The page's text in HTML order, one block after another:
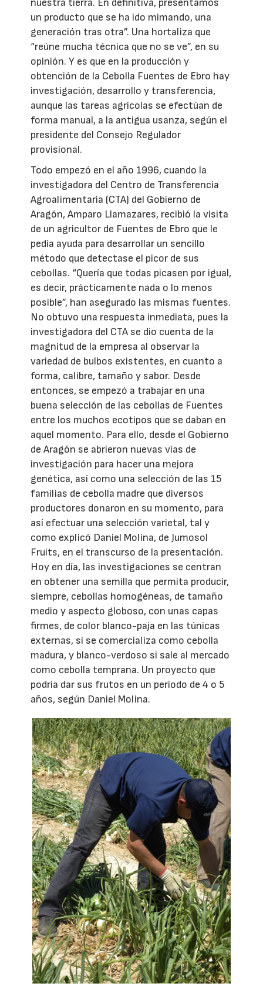
nuestra tierra. En definitiva, presentamos
un producto que se ha ido mimando, una
generación tras otra”. Una hortaliza que
“reúne mucha técnica que no se ve”, en su
opinión. Y es que en la producción y
obtención de la Cebolla Fuentes de Ebro hay
investigación, desarrollo y transferencia,
aunque las tareas agrícolas se efectúan de
forma manual, a la antigua usanza, según el
presidente del Consejo Regulador
provisional.
Todo empezó en el año 1996, cuando la
investigadora del Centro de Transferencia
Agroalimentaria (CTA) del Gobierno de
Aragón, Amparo Llamazares, recibió la visita
de un agricultor de Fuentes de Ebro que le
pedía ayuda para desarrollar un sencillo
método que detectase el picor de sus
cebollas. “Quería que todas picasen por igual,
es decir, prácticamente nada o lo menos
posible”, han asegurado las mismas fuentes.
No obtuvo una respuesta inmediata, pues la
investigadora del CTA se dio cuenta de la
magnitud de la empresa al observar la
variedad de bulbos existentes, en cuanto a
forma, calibre, tamaño y sabor. Desde
entonces, se empezó a trabajar en una
buena selección de las cebollas de Fuentes
entre los muchos ecotipos que se daban en
aquel momento. Para ello, desde el Gobierno
de Aragón se abrieron nuevas vías de
investigación para hacer una mejora
genética, así como una selección de las 15
familias de cebolla madre que diversos
productores donaron en su momento, para
así efectuar una selección varietal, tal y
como explicó Daniel Molina, de Jumosol
Fruits, en el transcurso de la presentación.
Hoy en día, las investigaciones se centran
en obtener una semilla que permita producir,
siempre, cebollas homogéneas, de tamaño
medio y aspecto globoso, con unas capas
firmes, de color blanco-paja en las túnicas
externas, si se comercializa como cebolla
madura, y blanco-verdoso si sale al mercado
como cebolla temprana. Un proyecto que
podría dar sus frutos en un periodo de 4 o 5
años, según Daniel Molina.